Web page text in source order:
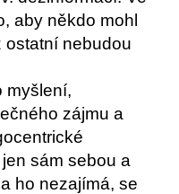
aby někdo mohl
ostatní nebudou
zájmu a
sám sebou a
ho nezajímá, se